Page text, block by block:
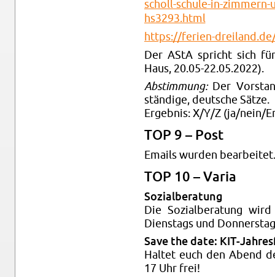
scholl-​schule-​in-​
hs3293.​html
https://​ferien-​
Der AStA spricht sich
Haus, 20.05-22.05.2022).
Ab­stim­mung:Der
stän­di­ge, deut­sche Sätze.
Er­geb­nis: X/Y/Z (ja/nein/
TOP 9 – Post
Emails wur­den be­ar­bei­tet.
TOP 10 – Varia
So­zi­al­be­ra­tung
Die So­zi­al­be­ra­tung
Diens­tags und
Save the date: KIT-
Hal­tet euch den Abend
17 Uhr frei!